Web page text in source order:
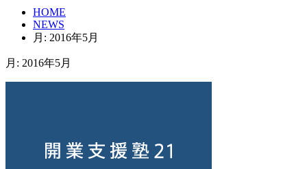
HOME
NEWS
月: 2016年5月
月: 2016年5月